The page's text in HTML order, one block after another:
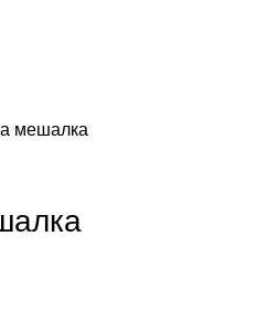
мешалка